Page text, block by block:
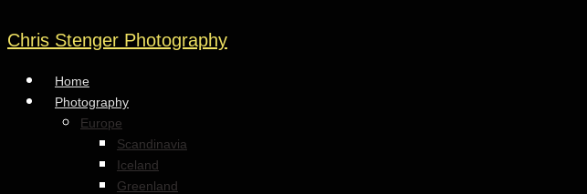
Chris Stenger Photography
Home
Photography
Europe
Scandinavia
Iceland
Greenland